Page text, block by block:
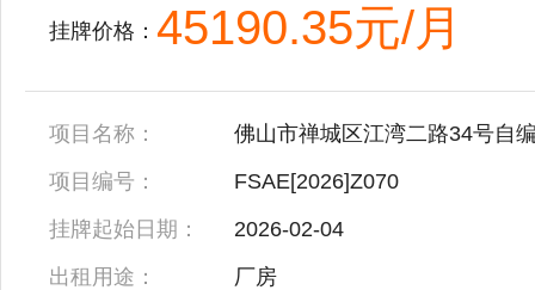
挂牌价格： 45190.35元/月
项目名称：
佛山市禅城区江湾二路34号自
项目编号：
FSAE[2026]Z070
挂牌起始日期：
2026-02-04
出租用途：
厂房